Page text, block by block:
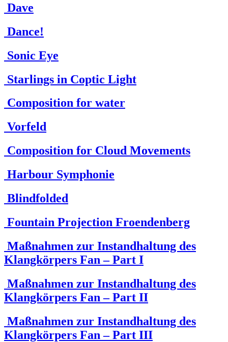
Dave
Dance!
Sonic Eye
Starlings in Coptic Light
Composition for water
Vorfeld
Composition for Cloud Movements
Harbour Symphonie
Blindfolded
Fountain Projection Froendenberg
Maßnahmen zur Instandhaltung des
Klangkörpers Fan – Part I
Maßnahmen zur Instandhaltung des
Klangkörpers Fan – Part II
Maßnahmen zur Instandhaltung des
Klangkörpers Fan – Part III